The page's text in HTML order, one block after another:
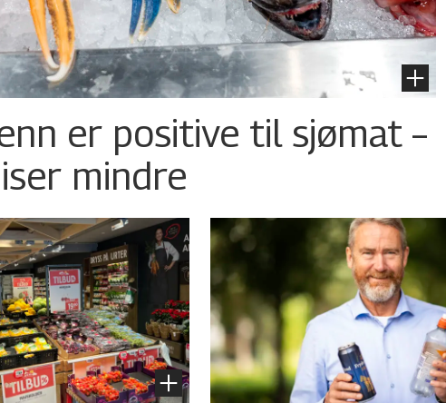
er positive til sjømat –
mindre